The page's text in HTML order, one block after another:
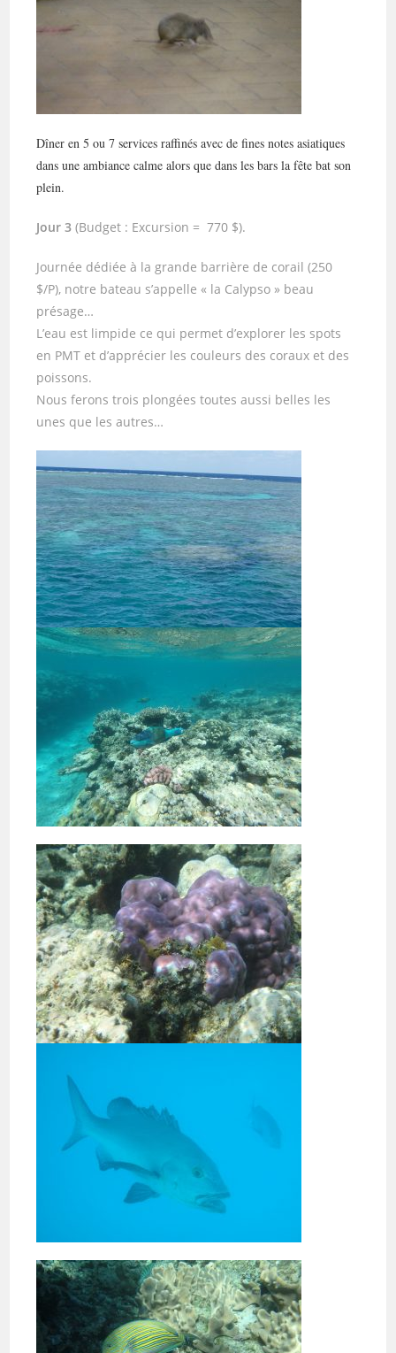
Dîner en 5 ou 7 services raffinés avec de fines notes asiatiques
dans une ambiance calme alors que dans les bars la fête bat son
plein.
Jour 3 (Budget : Excursion = 770 $).
Journée dédiée à la grande barrière de corail (250
$/P), notre bateau s’appelle « la Calypso » beau
présage…
L’eau est limpide ce qui permet d’explorer les spots
en PMT et d’apprécier les couleurs des coraux et des
poissons.
Nous ferons trois plongées toutes aussi belles les
unes que les autres…